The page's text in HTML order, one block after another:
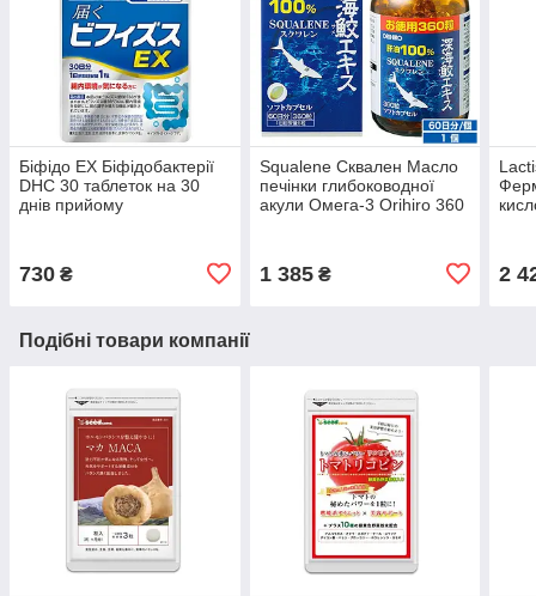
Біфідо EX Біфідобактерії
DHC 30 таблеток на 30
днів прийому
730 ₴
Squalene Сквален Масло
печінки глибоководної
акули Омега-3 Orihiro 360
1 385₴ 2
Подібні товари компанії